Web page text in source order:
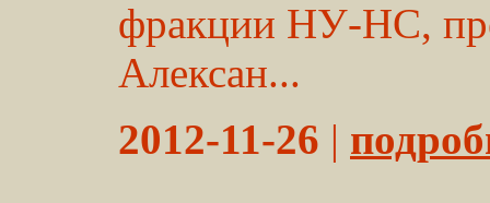
фракции НУ-НС,
Алексан...
2012-11-26 |